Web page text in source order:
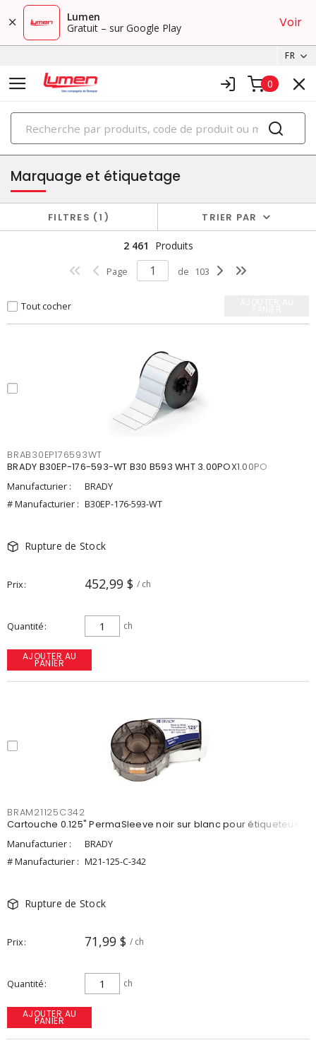
Lumen
Gratuit – sur Google Play
Voir
FR
0
PRODUITS
terminaison de fils et fournitures
Marquage et étiquetage
FILTRES 1 TRIER PAR
2 461 Produits
Page de 103
Tout cocher
BRAB30EP176593WT
BRADY B30EP-176-593-WT B30 B593 WHT 3.00POX1.00PO
Manufacturier :
BRADY
# Manufacturier : B30EP-176-593-WT
Rupture de Stock
Prix 452,99 $ / ch
Quantité ch
AJOUTER AU
PANIER
BRAM21125C342
Cartouche 0.125" PermaSleeve noir sur blanc pour étiqueteuse
Manufacturier :
BRADY
# Manufacturier : M21-125-C-342
Rupture de Stock
Prix 71,99 $ / ch
Quantité ch
AJOUTER AU
PANIER